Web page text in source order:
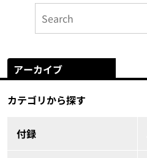
アーカイブ
カテゴリから探す
付録